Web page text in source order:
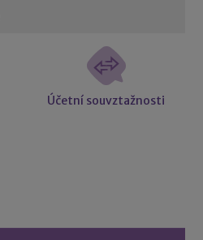
Účetní souvztažnosti